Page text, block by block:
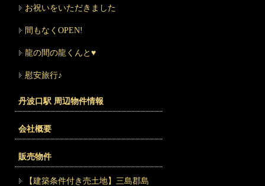
お祝いをいただきました
間もなくOPEN!
龍の間の龍くんと♥
慰安旅行♪
丹波口駅 周辺物件情報
会社概要
販売物件
【建築条件付き売土地】三島郡島